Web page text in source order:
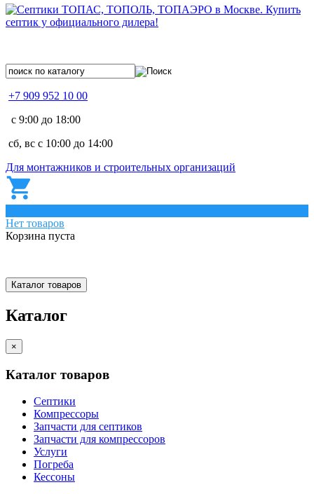
+7 909 952 10 00
с 9:00 до 18:00
сб, вс с 10:00 до 14:00
Для монтажников и строительных организаций
Нет товаров
Корзина пуста
Каталог товаров
Каталог
×
Каталог товаров
Септики
Компрессоры
Запчасти для септиков
Запчасти для компрессоров
Услуги
Погреба
Кессоны